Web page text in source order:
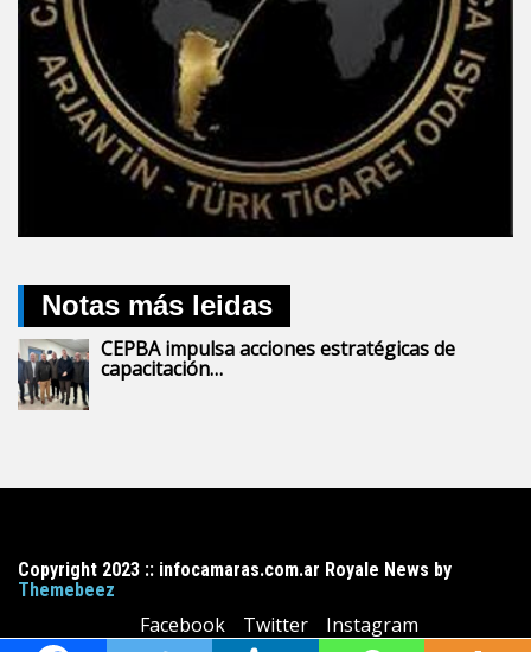
Notas más leidas
CEPBA impulsa acciones estratégicas de
capacitación…
Copyright 2023 :: infocamaras.com.ar Royale News by
Themebeez
Facebook Twitter Instagram